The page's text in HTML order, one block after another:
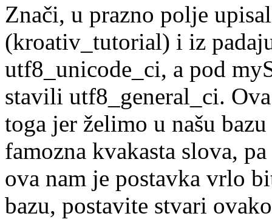
Znači, u prazno polje
(kroativ_tutorial) i iz
utf8_unicode_ci, a pod
stavili utf8_general_ci.
toga jer želimo u našu
famozna kvakasta slova,
ova nam je postavka vrlo
bazu, postavite stvari